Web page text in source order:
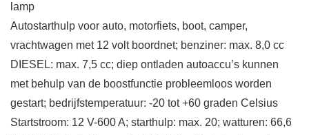
lamp
Autostarthulp voor auto, motorfiets, boot, camper,
vrachtwagen met 12 volt boordnet; benziner: max. 8,0 cc
DIESEL: max. 7,5 cc; diep ontladen autoaccu’s kunnen
met behulp van de boostfunctie probleemloos worden
gestart; bedrijfstemperatuur: -20 tot +60 graden Celsius
Startstroom: 12 V-600 A; starthulp: max. 20; watturen: 66,6